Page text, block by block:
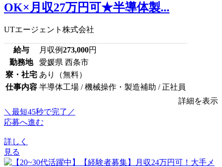
OK×月収27万円可★半導体製...
UTエージェント株式会社
給与 月収例273,000円
勤務地
愛媛県 西条市
寮・社宅 あり（無料）
仕事内容 半導体工場 / 機械操作・製造補助 / 正社員
詳細を表示
＼最短45秒で完了／
応募へ進む
詳しく
見る